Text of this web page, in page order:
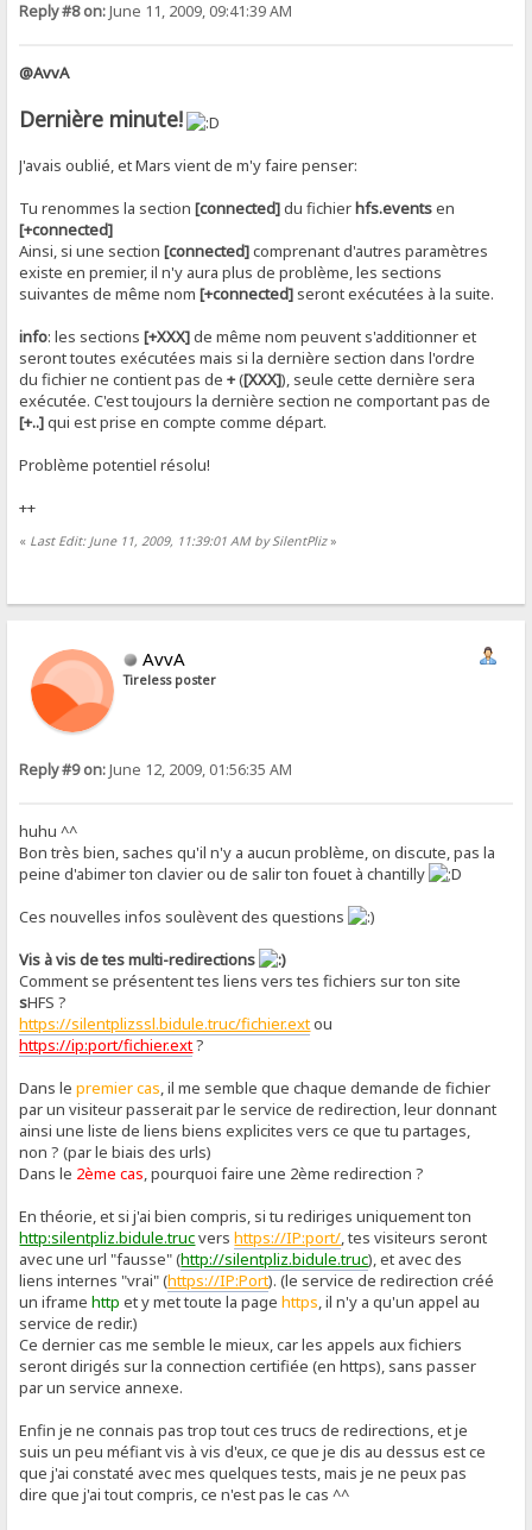
Reply #8 on:June 11, 2009, 09:41:39 AM
@AvvA
Dernière minute!
J'avais oublié, et Mars vient de m'y faire penser:
Tu renommes la section[connected]du fichierhfs.eventsen
[+connected]
Ainsi, si une section[connected]comprenant d'autres paramètres
existe en premier, il n'y aura plus de problème, les sections
suivantes de même nom[+connected] seront exécutées à la suite.
info: les sections[+XXX]de même nom peuvent s'additionner et
seront toutes exécutées mais si la dernière section dans l'ordre
du fichier ne contient pas de+([XXX]), seule cette dernière sera
exécutée. C'est toujours la dernière section ne comportant pas de
[+..]qui est prise en compte comme départ.
Problème potentiel résolu!
++
« Last Edit: June 11, 2009, 11:39:01 AM by SilentPliz»
AvvA
Tireless poster
Reply #9 on:June 12, 2009, 01:56:35 AM
huhu ^^
Bon très bien, saches qu'il n'y a aucun problème, on discute, pas la
peine d'abimer ton clavier ou de salir ton fouet à chantilly
Ces nouvelles infos soulèvent des questions
Vis à vis de tes multi-redirections
Comment se présentent tes liens vers tes fichiers sur ton site
sHFS ?
https://silentplizssl.bidule.truc/fichier.extou
https://ip:port/fichier.ext?
Dans lepremier cas, il me semble que chaque demande de fichier
par un visiteur passerait par le service de redirection, leur donnant
ainsi une liste de liens biens explicites vers ce que tu partages,
non ? (par le biais des urls)
Dans le 2ème cas, pourquoi faire une 2ème redirection ?
En théorie, et si j'ai bien compris, si tu rediriges uniquement ton
http:silentpliz.bidule.trucvershttps://IP:port/, tes visiteurs seront
avec une url "fausse" (http://silentpliz.bidule.truc), et avec des
liens internes "vrai" (https://IP:Port). (le service de redirection créé
un iframehttp et y met toute la pagehttps, il n'y a qu'un appel au
service de redir.)
Ce dernier cas me semble le mieux, car les appels aux fichiers
seront dirigés sur la connection certifiée (en https), sans passer
par un service annexe.
Enfin je ne connais pas trop tout ces trucs de redirections, et je
suis un peu méfiant vis à vis d'eux, ce que je dis au dessus est ce
que j'ai constaté avec mes quelques tests, mais je ne peux pas
dire que j'ai tout compris, ce n'est pas le cas ^^